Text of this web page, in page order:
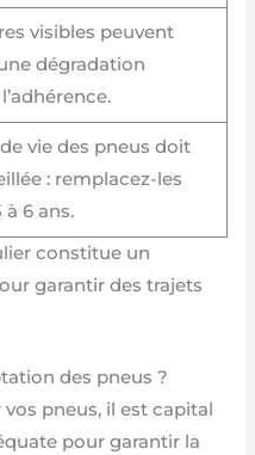
visibles peuvent
dégradation
vie des pneus doit
: remplacez-les
6 ans.
constitue un
garantir des trajets
des pneus ?
vos pneus, il est capital
pour garantir la